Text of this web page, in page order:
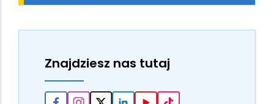
Znajdziesz nas tutaj